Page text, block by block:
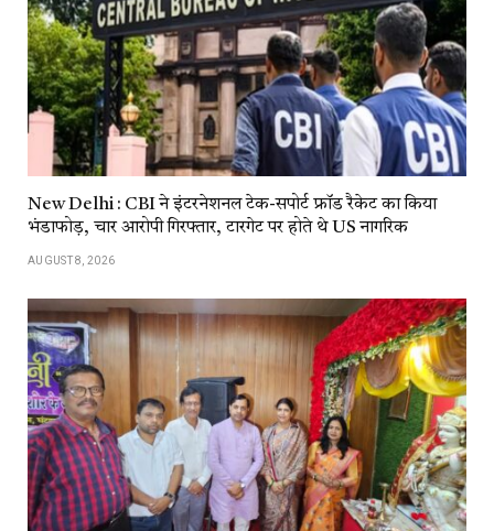
New Delhi : CBI ने इंटरनेशनल टेक-सपोर्ट फ्रॉड रैकेट का किया
भंडाफोड़, चार आरोपी गिरफ्तार, टारगेट पर होते थे US नागरिक
AUGUST 8, 2026